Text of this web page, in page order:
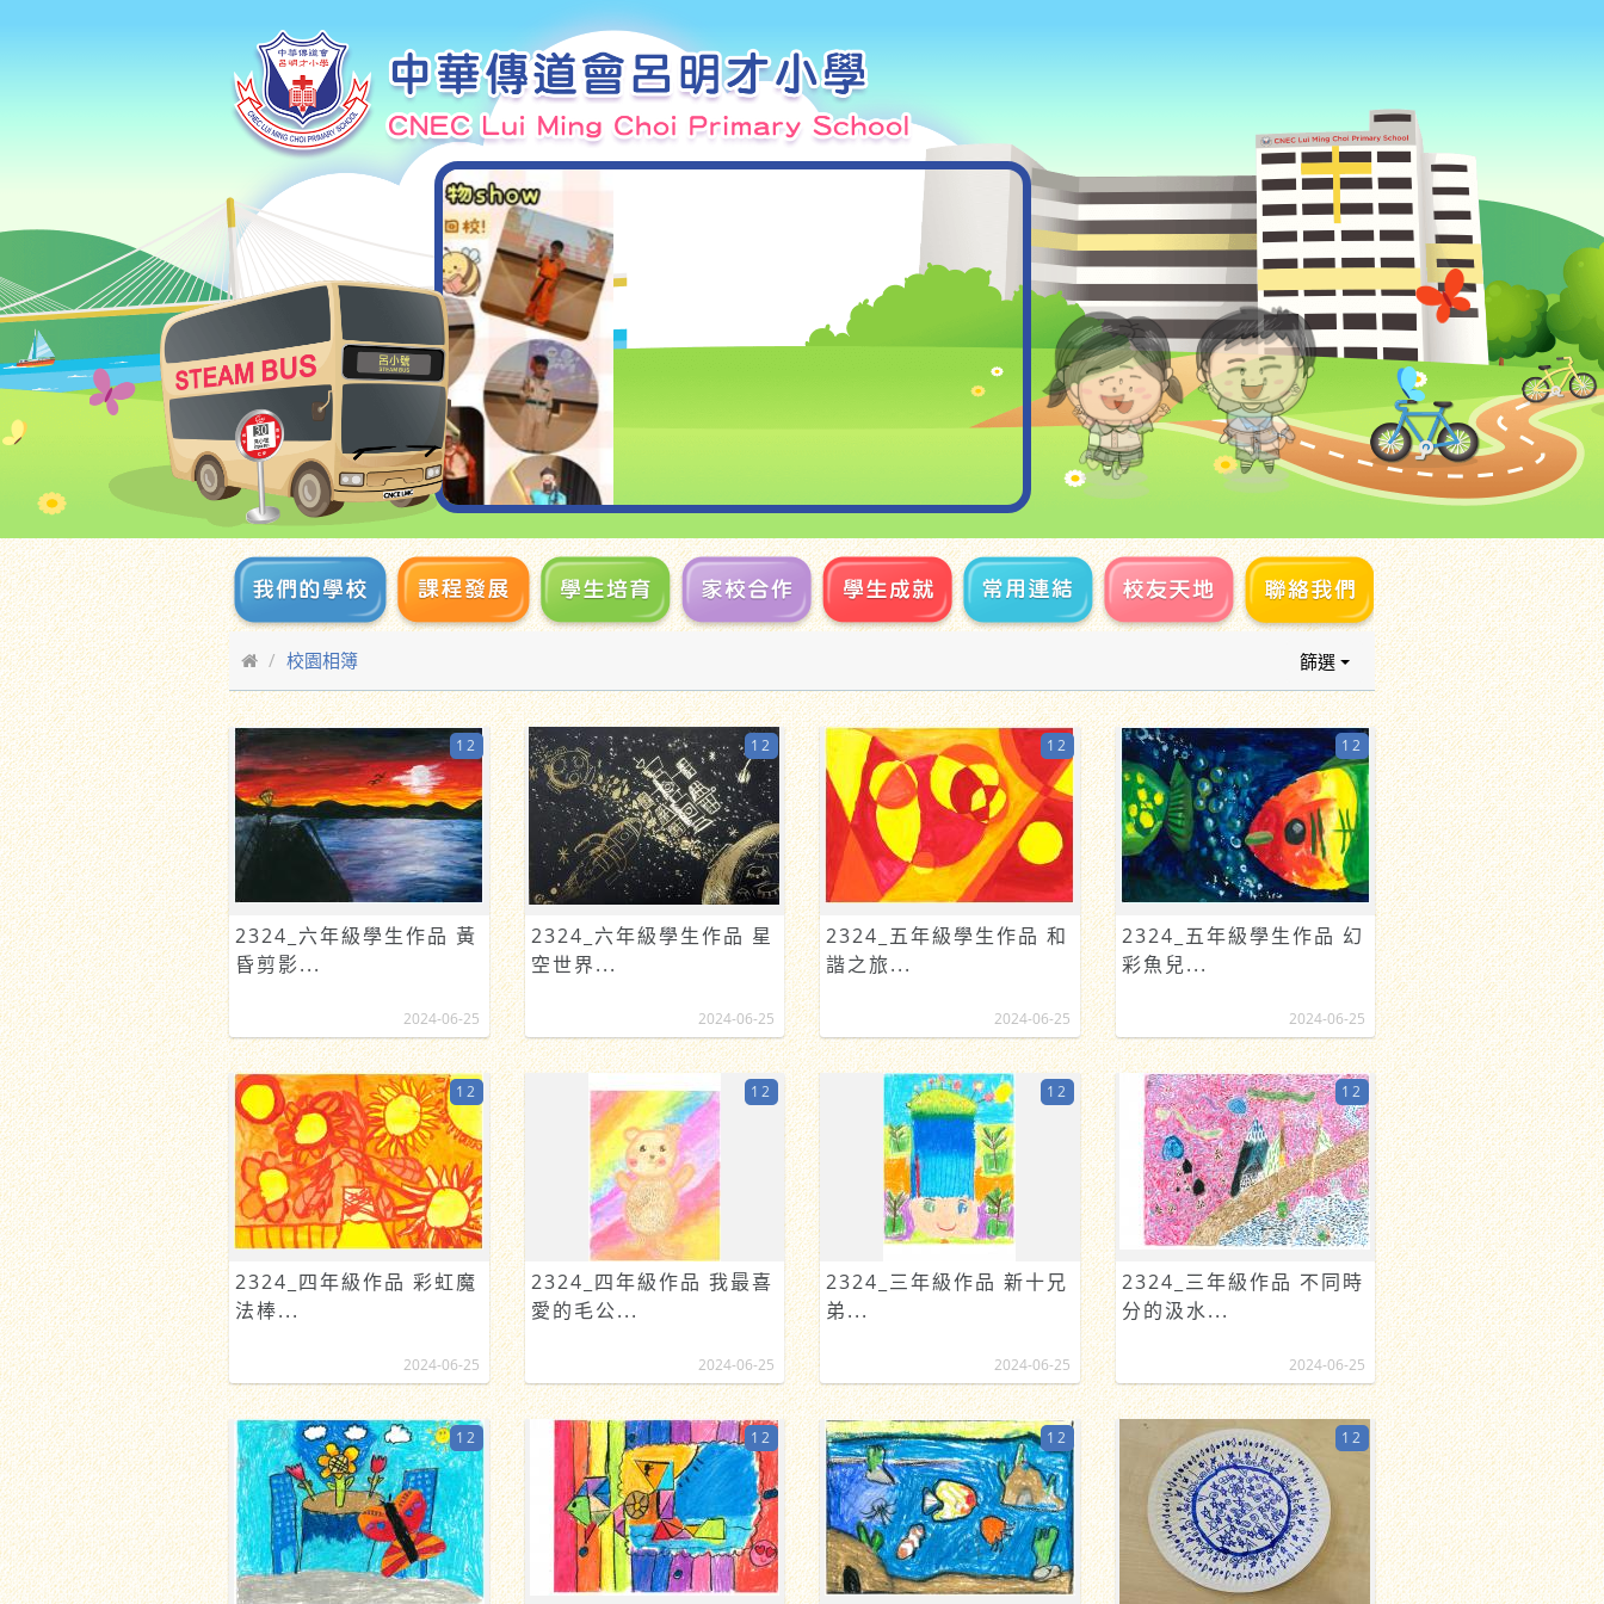
校園相簿 篩選
2324_六年級學生作品 黃
昏剪影...
12
2024-06-25
2324_六年級學生作品 星
空世界...
12
2024-06-25
2324_五年級學生作品 和
諧之旅...
12
2024-06-25
2324_五年級學生作品 幻
彩魚兒...
12
2024-06-25
2324_四年級作品 彩虹魔
法棒...
12
2024-06-25
2324_四年級作品 我最喜
愛的毛公...
12
2024-06-25
2324_三年級作品 新十兄
弟...
12
2024-06-25
2324_三年級作品 不同時
分的汲水...
12
2024-06-25
12 12 12 12